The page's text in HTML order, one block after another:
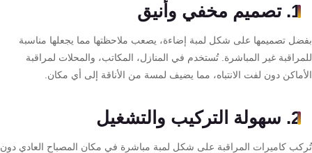
1. تصميم مخفي وأنيق
تصميمها على شكل لمبة إضاءة، يصعب ملاحظتها مما يجعلها مناسبة
غير المباشرة. تُستخدم في المنازل، المكاتب، والمحلات لمراقبة
دون لفت الانتباه، مما يضيف لمسة من الأناقة إلى أي مكان.
2. سهولة التركيب والتشغيل
كاميرات المراقبة على شكل لمبة مباشرة في مكان المصباح العادي دون
بصمة
والانصراف
المحمول
والانترنت